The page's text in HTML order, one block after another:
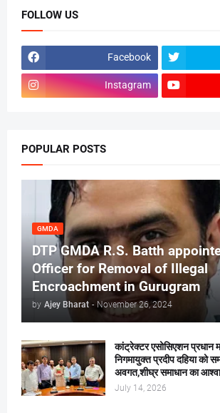
FOLLOW US
Facebook
Instagram
POPULAR POSTS
GMDA
DTP GMDA R.S. Batth
Officer for Removal of Illegal
Encroachment in Gurugram
by Ajey Bharat - November 26, 2024
कांट्रेक्टर एसोसिएशन प्रधान
निगमायुक्त प्रदीप दहिया को
अवगत,शीघ्र समाधान का
July 14, 2026